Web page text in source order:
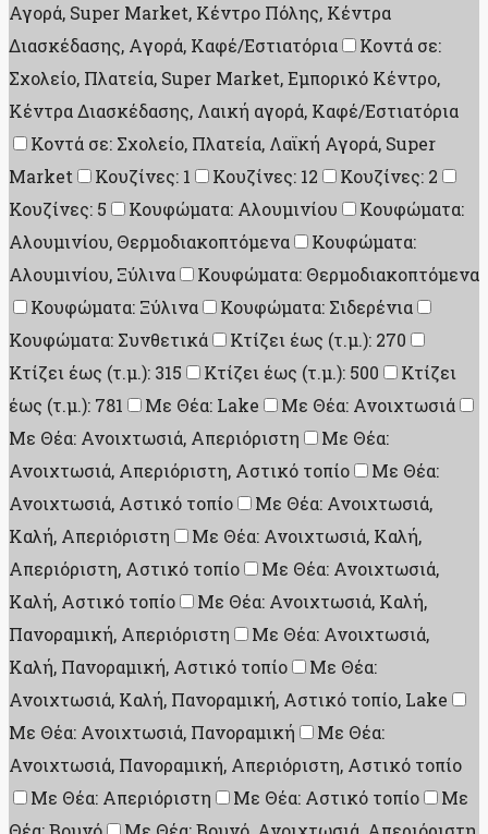
Αγορά, Super Market, Κέντρο Πόλης, Κέντρα
Διασκέδασης, Aγορά, Καφέ/Εστιατόρια
Κοντά σε:
Σχολείο, Πλατεία, Super Market, Εμπορικό Κέντρο,
Κέντρα Διασκέδασης, Λαική αγορά, Καφέ/Εστιατόρια
Κοντά σε: Σχολείο, Πλατεία, Λαϊκή Αγορά, Super
Market
Κουζίνες: 1 Κουζίνες: 12
Κουζίνες: 2
Κουζίνες: 5
Κουφώματα: Αλουμινίου
Κουφώματα:
Αλουμινίου, Θερμοδιακοπτόμενα
Κουφώματα:
Αλουμινίου, Ξύλινα
Κουφώματα: Θερμοδιακοπτόμενα
Κουφώματα: Ξύλινα
Κουφώματα: Σιδερένια
Κουφώματα: Συνθετικά
Κτίζει έως (τ.μ.): 270
Κτίζει έως (τ.μ.): 315
Κτίζει έως (τ.μ.): 500
Κτίζει
έως (τ.μ.): 781
Με Θέα: Lake
Με Θέα: Ανοιχτωσιά
Με Θέα: Ανοιχτωσιά, Απεριόριστη
Με Θέα:
Ανοιχτωσιά, Απεριόριστη, Αστικό τοπίο
Με Θέα:
Ανοιχτωσιά, Αστικό τοπίο
Με Θέα: Ανοιχτωσιά,
Καλή, Απεριόριστη
Με Θέα: Ανοιχτωσιά, Καλή,
Απεριόριστη, Αστικό τοπίο
Με Θέα: Ανοιχτωσιά,
Καλή, Αστικό τοπίο
Με Θέα: Ανοιχτωσιά, Καλή,
Πανοραμική, Απεριόριστη
Με Θέα: Ανοιχτωσιά,
Καλή, Πανοραμική, Αστικό τοπίο
Με Θέα:
Ανοιχτωσιά, Καλή, Πανοραμική, Αστικό τοπίο, Lake
Με Θέα: Ανοιχτωσιά, Πανοραμική
Με Θέα:
Ανοιχτωσιά, Πανοραμική, Απεριόριστη, Αστικό τοπίο
Με Θέα: Απεριόριστη
Με Θέα: Αστικό τοπίο
Με